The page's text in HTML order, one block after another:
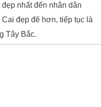
nhất đến nhân dân
đẹp đẽ hơn, tiếp tục là
Tây Bắc.